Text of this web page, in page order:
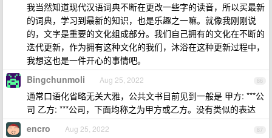
我当然知道现代汉语词典不断在更改一些字的读音，所以买最新
的词典，学习到最新的知识，也是乐趣之一嘛。就像我刚刚说
的，文字是重要的文化组成部分。我们自己拥有的文化在不断的
迭代更新，作为拥有这种文化的我们，沐浴在这种更新过程中，
我想这也是一件开心的事情吧。
86
Bingchunmoli Aug 25, 2022
通常口语化省略无关大雅，公共文书目前见到一般是 甲方: ***公
司 乙方: ***公司，下面均称之为甲方或乙方。没有类似的表达
87
encro Aug 25, 2022